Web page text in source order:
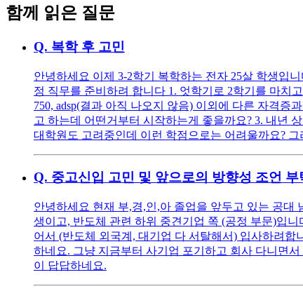
함께 읽은 질문
Q. 복학 후 고민
안녕하세요 이제 3-2학기 복학하는 전자 25살 학생입
정 직무를 준비하려 합니다 1. 엇학기로 2학기를 마치
750, adsp(결과 아직 나오지 않음) 이외에 다른 자격
고 하는데 어떤거부터 시작하는게 좋을까요? 3. 내년
대학원도 고려중인데 이런 학점으로는 어려울까요?
Q. 중고신입 고민 및 앞으로의 방향성 조언
안녕하세요 현재 부,경,인,아 졸업을 앞두고 있는 공대
생이고, 반도체 관련 하위 중견기업 쪽 (공정 부문)입
어서 (반도체 외국계, 대기업 다 서탈해서) 입사하려
하네요. 그냥 지금부터 사기업 포기하고 회사 다니면
이 답답하네요.